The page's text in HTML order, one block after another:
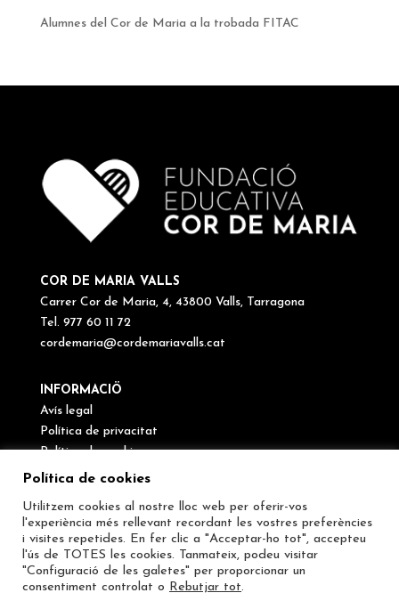
Alumnes del Cor de Maria a la trobada FITAC
COR DE MARIA VALLS
Carrer Cor de Maria, 4, 43800 Valls, Tarragona
Tel. 977 60 11 72
cordemaria@cordemariavalls.cat
INFORMACIÖ
Avís legal
Política de privacitat
Política de cookies
Canal de denúncies
SEGUEIX-NOS
Política de cookies
Utilitzem cookies al nostre lloc web per oferir-vos
l'experiència més rellevant recordant les vostres preferències
i visites repetides. En fer clic a "Acceptar-ho tot", accepteu
l'ús de TOTES les cookies. Tanmateix, podeu visitar
"Configuració de les galetes" per proporcionar un
consentiment controlat o Rebutjar tot.